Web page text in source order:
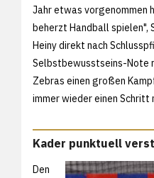
Jahr etwas vorgenommen
beherzt Handball spielen",
Heiny direkt nach
Selbstbewusstseins-Note
Zebras einen großen
immer wieder einen Schritt
Kader punktuell
Den